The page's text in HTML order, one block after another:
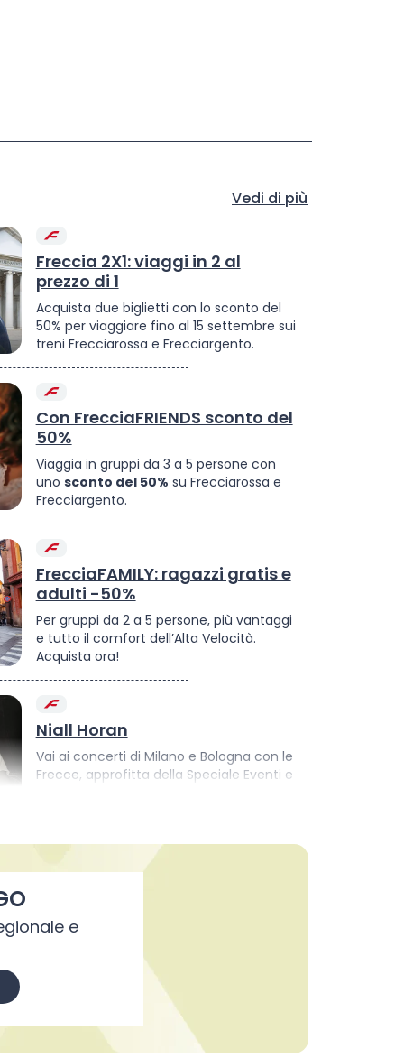
Vedi di più
Freccia 2X1: viaggi in 2 al
prezzo di 1
Acquista due biglietti con lo sconto del
50% per viaggiare fino al 15 settembre sui
treni Frecciarossa e Frecciargento.
Con FrecciaFRIENDS sconto del
50%
Viaggia in gruppi da 3 a 5 persone con
uno sconto del 50% su Frecciarossa e
Frecciargento.
FrecciaFAMILY: ragazzi gratis e
adulti -50%
Per gruppi da 2 a 5 persone, più vantaggi
e tutto il comfort dell’Alta Velocità.
Acquista ora!
Niall Horan
Vai ai concerti di Milano e Bologna con le
Frecce, approfitta della Speciale Eventi e
Acquista, insieme al viaggio in treno da e
trasporto in bus e vaporetto su questo
e